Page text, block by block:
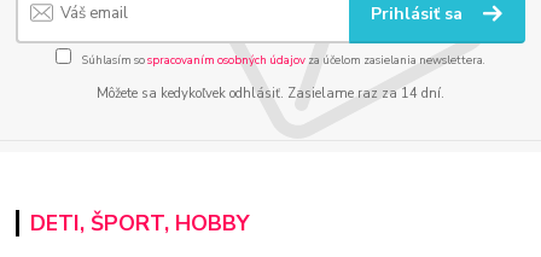
Prihlásiť sa
Súhlasím sospracovaním osobných údajov za účelom zasielania newslettera.
Môžete sa kedykoľvek odhlásiť. Zasielame raz za 14 dní.
DETI, ŠPORT, HOBBY